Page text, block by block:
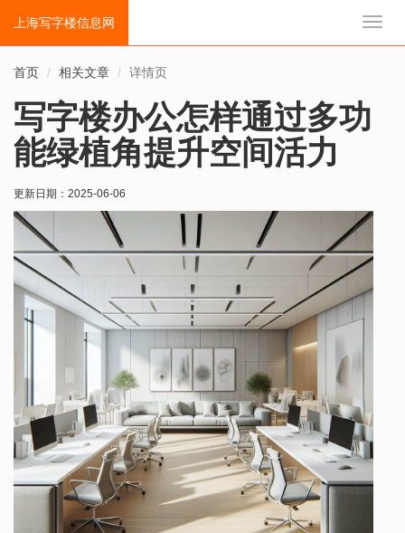
切
上海写字楼信息网
首页 相关文章 详情页
写字楼办公怎样通过多功
能绿植角提升空间活力
更新日期： 2025-06-06